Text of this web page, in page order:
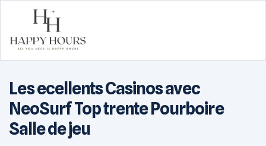
Happy
Hours
Les ecellents Casinos avec
NeoSurf Top trente Pourboire
Salle de jeu